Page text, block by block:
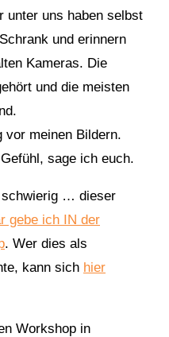
unter uns haben selbst
und erinnern
Kameras. Die
und die meisten
vor meinen Bildern.
sage ich euch.
schwierig … dieser
gebe ich IN der
. Wer dies als
kann sich hier
Workshop in